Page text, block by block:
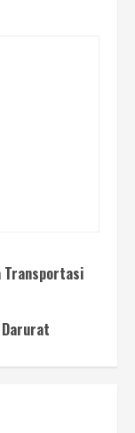
Transportasi